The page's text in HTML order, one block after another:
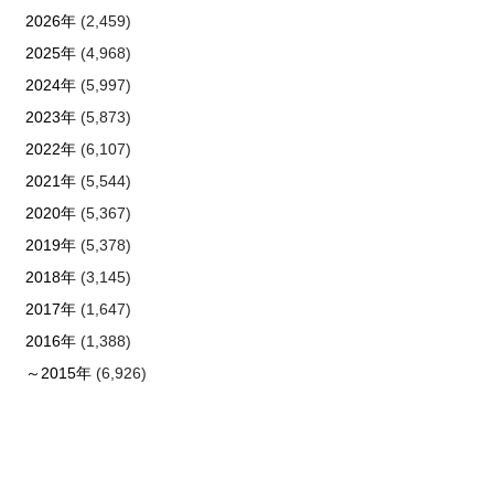
2026年(2,459)
2025年(4,968)
2024年(5,997)
2023年(5,873)
2022年(6,107)
2021年(5,544)
2020年(5,367)
2019年(5,378)
2018年(3,145)
2017年(1,647)
2016年(1,388)
～2015年(6,926)